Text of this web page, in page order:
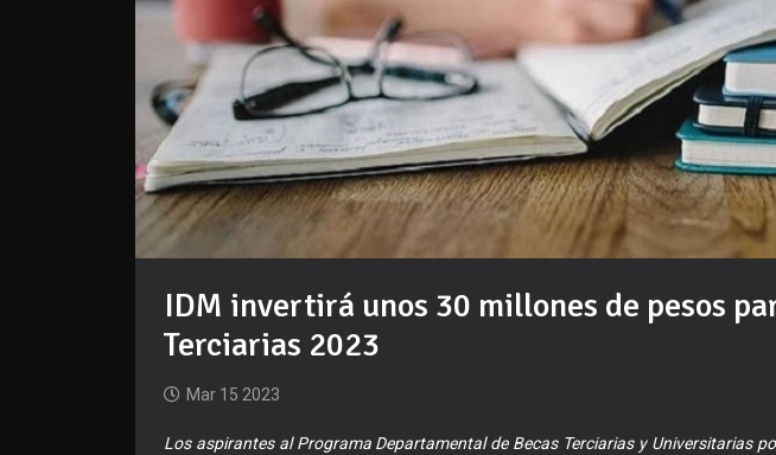
IDM invertirá unos 30 millones de pesos
Terciarias 2023
Mar 15 2023
Los aspirantes al Programa Departamental de Becas Terciarias y Universitarias